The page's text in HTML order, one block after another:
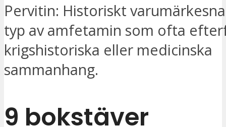
Pervitin: Historiskt
typ av amfetamin som ofta
krigshistoriska eller medicinska
sammanhang.
9 bokstäver